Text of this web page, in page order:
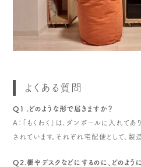
よくある質問
Q1 .どのような形で届きますか？
A：「もくわく」は、ダンボールに入れてあ
されています。それぞれ宅配便として、製
Q2.棚やデスクなどにするのに、どのよ